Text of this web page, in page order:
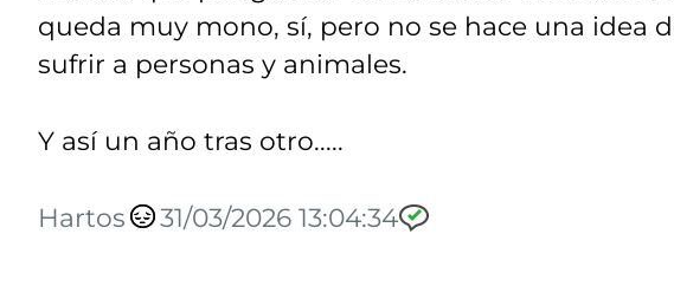
queda muy mono, sí, pero no se hace una idea
sufrir a personas y animales.
Y así un año tras otro.....
Hartos 31/03/2026 13:04:34